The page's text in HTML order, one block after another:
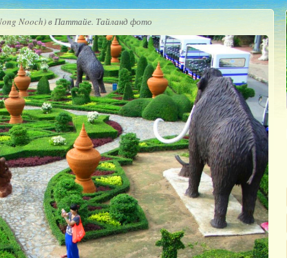
Nooch) в Паттайе. Тайланд фото